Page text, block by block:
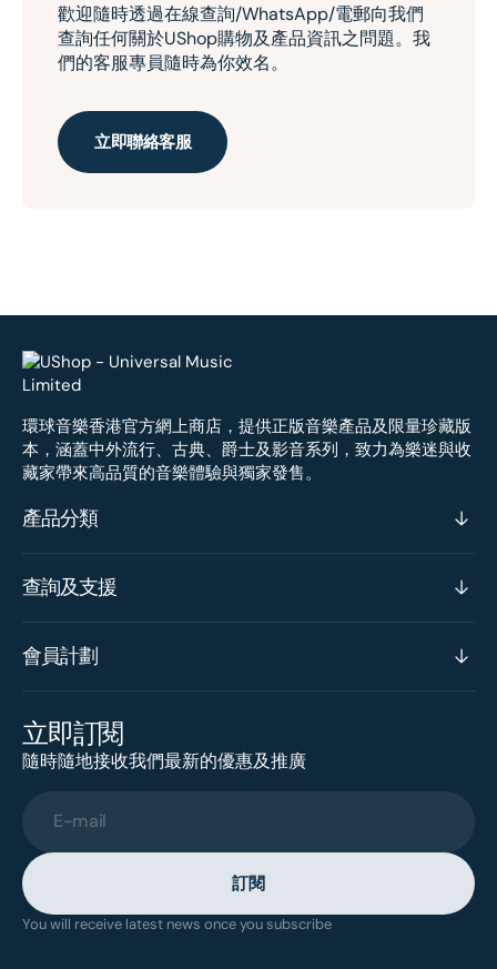
歡迎隨時透過在線查詢/WhatsApp/電郵向我們
查詢任何關於UShop購物及產品資訊之問題。我
們的客服專員隨時為你效名。
立即聯絡客服
環球音樂香港官方網上商店，提供正版音樂產品及限量珍藏版
本，涵蓋中外流行、古典、爵士及影音系列，致力為樂迷與收
藏家帶來高品質的音樂體驗與獨家發售。
產品分類
查詢及支援
會員計劃
立即訂閱
隨時隨地接收我們最新的優惠及推廣
E-mail
訂閱
You will receive latest news once you subscribe